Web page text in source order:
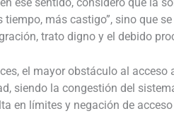
tiempo, más castigo”, sino que
trato digno y el debido
el mayor obstáculo al acceso
siendo la congestión del
en límites y negación de